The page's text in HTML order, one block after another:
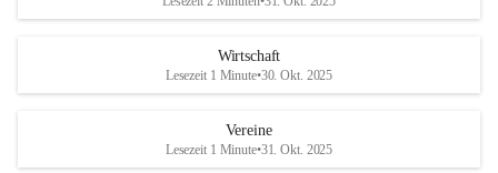
Wirtschaft
Lesezeit 1 Minute•30. Okt. 2025
Vereine
Lesezeit 1 Minute•31. Okt. 2025